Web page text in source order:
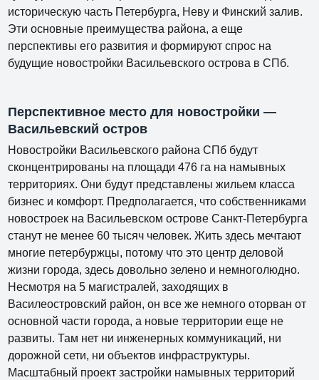
историческую часть Петербурга, Неву и Финский залив.
Эти основные преимущества района, а еще
перспективы его развития и формируют спрос на
будущие новостройки Васильевского острова в СПб.
Перспективное место для новостройки —
Васильевский остров
Новостройки Васильевского района СПб будут
сконцентрированы на площади 476 га на намывных
территориях. Они будут представлены жильем класса
бизнес и комфорт. Предполагается, что собственниками
новостроек на Васильевском острове Санкт-Петербурга
станут не менее 60 тысяч человек. Жить здесь мечтают
многие петербуржцы, потому что это центр деловой
жизни города, здесь довольно зелено и немноголюдно.
Несмотря на 5 магистралей, заходящих в
Василеостровский район, он все же немного оторван от
основной части города, а новые территории еще не
развиты. Там нет ни инженерных коммуникаций, ни
дорожной сети, ни объектов инфраструктуры.
Масштабный проект застройки намывных территорий